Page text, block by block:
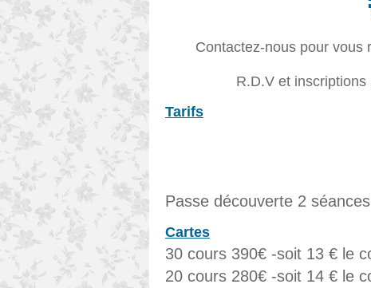
Contactez-nous pour vous
R.D.V et
Tarifs
Passe découverte 2
Cartes
30 cours 390€ -soit 13 € le
20 cours 280€ -soit 14 € le